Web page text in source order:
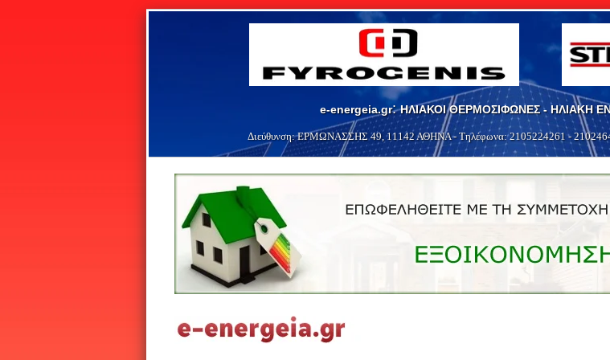
e-energeia.gr:ΗΛΙΑΚΟΙ ΘΕΡΜΟΣΙΦΩΝΕΣ - ΗΛΙΑΚΗ
Διεύθυνση:ΕΡΜΩΝΑΣΣΗΣ 49,11142 ΑΘΗΝΑ- Τηλέφωνα:2105224261 -